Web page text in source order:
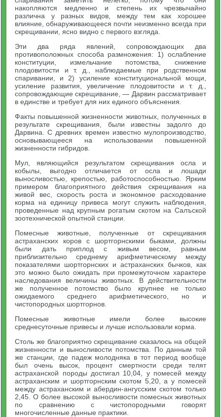
накопляются медленно и степень их чрезвычайно
различна у разных видов, между тем как хорошее
влияние, обна­руживающееся почти неизменно всегда при
скрещивании, ясно видно с первого взгляда.
Эти два ряда явлений, сопровождающих два
противоположных способа размножения: 1) ослабление
конституции, измельчание потомства, снижение
плодовитости и т. д., наблюдаемые при род­ственном
спаривании, и 2) усиление конституциональной мощи,
усиление развития, увеличение плодовитости и т. д.,
сопровождаю­щие скрещивание, — Дарвин рассматривает
в единстве и требует для них единого объяснения.
Факты повышенной жизненности животных, полученных в
ре­зультате скрещивания, были известны задолго до
Дарвина. С древних времен известно мулопроизводство,
основывающееся на использовании повышенной
жизненности гибридов.
Мул, являющийся результатом скрещивания осла и
кобылы, выгодно отличается от осла и лошади
выносливостью, крепостью, работоспособностью. Ярким
примером благоприятного действия скрещивания на
живой вес, скорость роста и экономное расходо­вание
корма на единицу привеса могут служить наблюдения,
проведенные над крупным рогатым скотом на Салъской
зоотех­нической опытной станции.
Помесные животные, полученные от скрещивания
астрахан­ских коров с шортгорнскими быками, должны
были дать приплод с живым весом, равным
приблизительно среднему арифметическому между
показателями шортгорнских и астраханских бычков, как
это можно было ожидать при промежуточном характере
наследо­вания величины животных. В действительности
же полученное потомство было крупнее не только
ожидаемого среднего арифме­тического, но и
чистопородных шортгорнов.
Помесные животные имели более высокие
среднесуточные привесы и лучше использовали корма.
Столь же благоприятно скрещивание сказалось на общей
жиз­ненности и выносливости потомства. По данным той
же станции, где падеж молодняка в тот период вообще
был очень высок, про­цент смертности среди телят
астраханской породы достигал 10,04, у помесей между
астраханским и шортгорнским скотом 5,20, а у помесей
между астраханским и абердин-ангусским скотом только
2,45. О более высокой выносливости помесных животных
по сравнению с чистопородными говорят
многочисленные данные практики.